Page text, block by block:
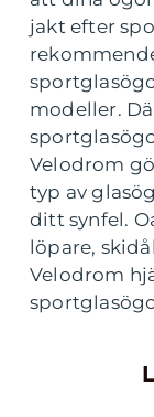
jakt efter
modeller.
Velodrom
typ av
ditt synfel.
löpare,
Velodrom